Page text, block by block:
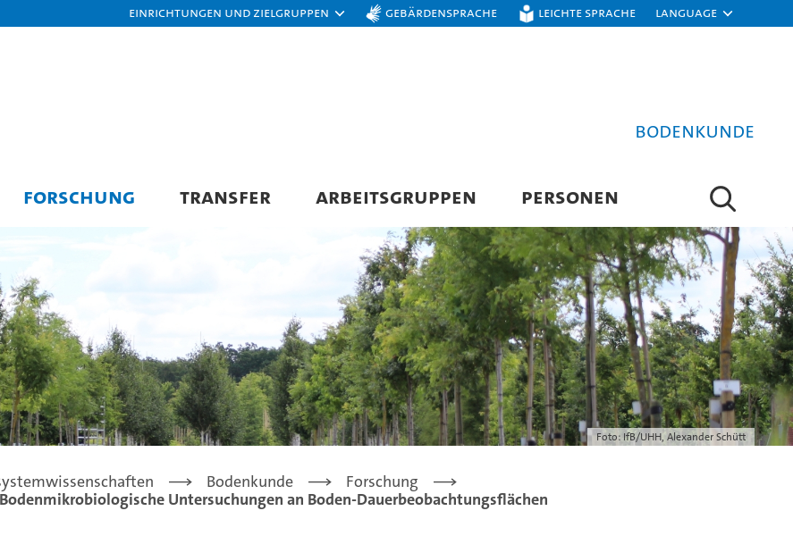
Einrichtungen und Zielgruppen Gebärdensprache Leichte Sprache Language
Bodenkunde
FORSCHUNG TRANSFER ARBEITSGRUPPEN PERSONEN
Foto: IfB/UHH, Alexander Schütt
Bodenkunde
Forschung
Bodenmikrobiologische Untersuchungen an Boden-Dauerbeobachtungsflächen